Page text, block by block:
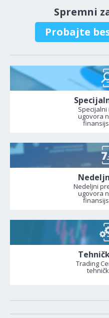
Spremni
Probajte
Specijalni
ugovora
Nedeljni
ugovora
Trading